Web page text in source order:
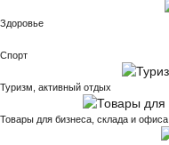
Здоровье
Спорт
Туризм, активный отдых
Товары для бизнеса, склада и офиса